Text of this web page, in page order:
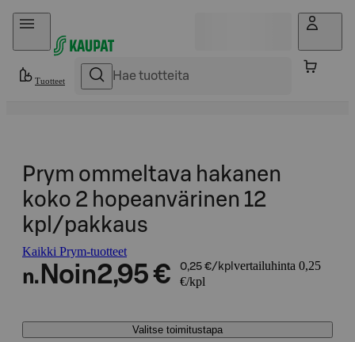
Hyppää sisältöön
Tuotteet
Prym ommeltava hakanen
koko 2 hopeanvärinen 12
kpl/pakkaus
Kaikki Prym-tuotteet
n. Noin2,95 € 0,25 €/kpl vertailuhinta 0,25
€/kpl
Valitse toimitustapa